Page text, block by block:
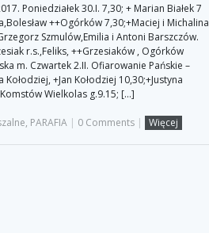
Poniedziałek 30.I. 7,30; + Marian Białek 7
++Ogórków 7,30;+Maciej i Michalina
Szmulów,Emilia i Antoni Barszczów.
r.s.,Feliks, ++Grzesiaków , Ogórków
m. Czwartek 2.II. Ofiarowanie Pańskie –
+Jan Kołodziej 10,30;+Justyna
Wielkolas g.9.15; […]
, PARAFIA | 0 Comments | Więcej